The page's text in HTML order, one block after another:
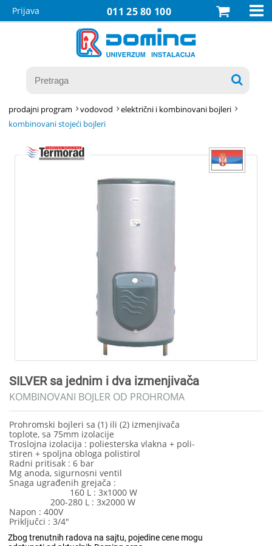
011 25 80 100
Prijava 

prodajni program vodovod
električni i kombinovani bojleri
kombinovani stojeći bojleri
SILVER sa jednim i dva izmenjivača
KOMBINOVANI BOJLER OD PROHROMA
Prohromski bojleri sa (1) ili (2) izmenjivača
toplote, sa 75mm izolacije
Troslojna izolacija : poliesterska vlakna + poli-
stiren + spoljna obloga polistirol
Radni pritisak : 6 bar
Mg anoda, sigurnosni ventil
Snaga ugrađenih grejača :
160 L : 3x1000 W
200-280 L : 3x2000 W
Napon : 400V
Priključci : 3/4"